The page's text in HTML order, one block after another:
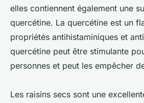
elles contiennent également une
quercétine. La quercétine est un
propriétés antihistaminiques et
quercétine peut être stimulante
personnes et peut les empêcher
Les raisins secs sont une